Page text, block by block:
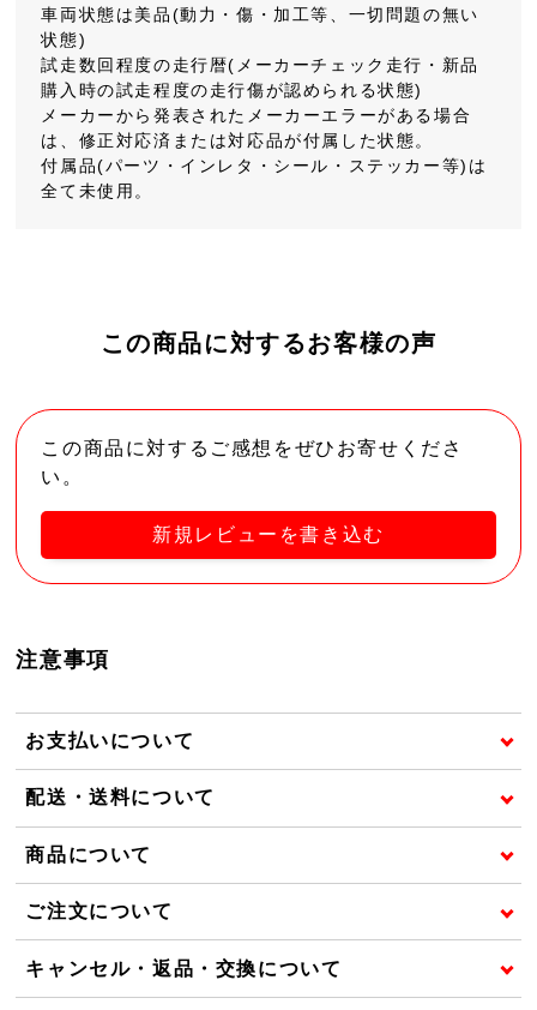
車両状態は美品(動力・傷・加工等、一切問題の無い
状態)
試走数回程度の走行暦(メーカーチェック走行・新品
購入時の試走程度の走行傷が認められる状態)
メーカーから発表されたメーカーエラーがある場合
は、修正対応済または対応品が付属した状態。
付属品(パーツ・インレタ・シール・ステッカー等)は
全て未使用。
この商品に対するお客様の声
この商品に対するご感想をぜひお寄せくださ
い。
新規レビューを書き込む
注意事項
お支払いについて
配送・送料について
商品について
ご注文について
キャンセル・返品・交換について